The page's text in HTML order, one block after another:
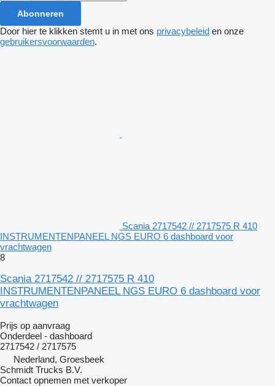
Abonneren
Door hier te klikken stemt u in met ons privacybeleid en onze
gebruikersvoorwaarden.
Scania 2717542 // 2717575 R 410
INSTRUMENTENPANEEL NGS EURO 6 dashboard voor
vrachtwagen
8
Scania 2717542 // 2717575 R 410
INSTRUMENTENPANEEL NGS EURO 6 dashboard voor
vrachtwagen
Prijs op aanvraag
Onderdeel - dashboard
2717542 / 2717575
Nederland, Groesbeek
Schmidt Trucks B.V.
Contact opnemen met verkoper